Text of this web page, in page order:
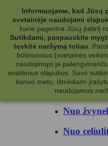
Kategorijos
Kosmetika
Kūno priežiūrai
Nuo
Kūno
Nuo
Nuo
Informuojame, kad Jūsų
svetainėje naudojami
kurie pagerina Jūsų patirtį
Sutikdami, paspauskite
tęskite naršymą toliau
būtinuosius (svetainės
naudojimąsi ja
analitinius slapukus. Savo
kuriuo metu, ištrindami
naudojamos